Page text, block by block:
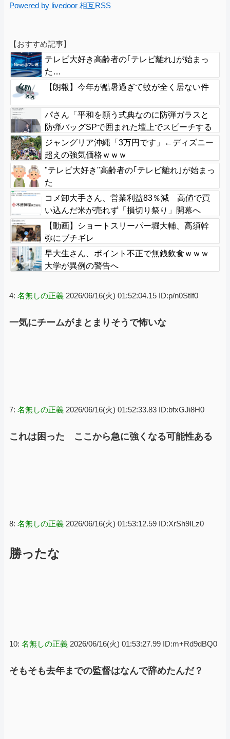
Powered by livedoor 相互RSS
【おすすめ記事】
テレビ大好き高齢者の｢テレビ離れ｣が始まっ
た…
【朗報】今年が酷暑過ぎて蚊が全く居ない件
パさん「平和を願う式典なのに防弾ガラスと
防弾バッグSPで囲まれた壇上でスピーチする
人が総理大臣」
ジャングリア沖縄「3万円です」←ディズニー
超えの強気価格ｗｗｗ
"テレビ大好き"高齢者の｢テレビ離れ｣が始まっ
た
コメ卸大手さん、営業利益83％減 高値で買
い込んだ米が売れず「損切り祭り」開幕へ
【動画】ショートスリーパー堀大輔、高須幹
弥にブチギレ
早大生さん、ポイント不正で無銭飲食ｗｗｗ
大学が異例の警告へ
4: 名無しの正義 2026/06/16(火) 01:52:04.15 ID:p/n0StIf0
一気にチームがまとまりそうで怖いな
7: 名無しの正義 2026/06/16(火) 01:52:33.83 ID:bfxGJi8H0
これは困った ここから急に強くなる可能性ある
8: 名無しの正義 2026/06/16(火) 01:53:12.59 ID:XrSh9ILz0
勝ったな
10: 名無しの正義 2026/06/16(火) 01:53:27.99 ID:m+Rd9dBQ0
そもそも去年までの監督はなんで辞めたんだ？